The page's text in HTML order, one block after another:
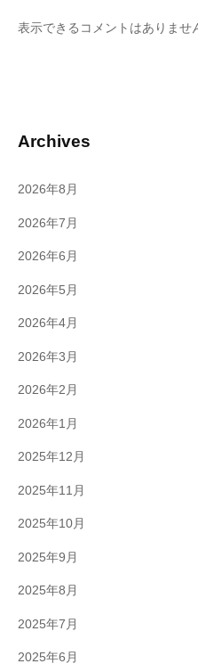
表示できるコメントはありませ
Archives
2026年8月
2026年7月
2026年6月
2026年5月
2026年4月
2026年3月
2026年2月
2026年1月
2025年12月
2025年11月
2025年10月
2025年9月
2025年8月
2025年7月
2025年6月